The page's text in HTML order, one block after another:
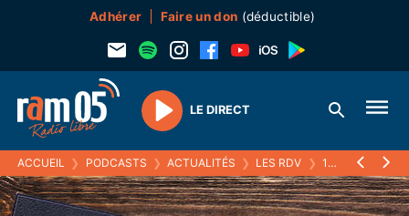
Adhérer Faire un don (déductible)
Play
LE DIRECT
ACCUEIL ❯ PODCASTS ❯ ACTUALITÉS ❯ LES RDV ❯ 12 FÉVRIER 2022